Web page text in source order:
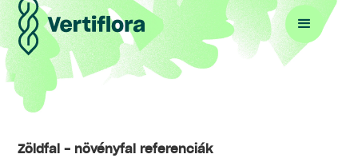
Zöldfal - növényfal referenciák